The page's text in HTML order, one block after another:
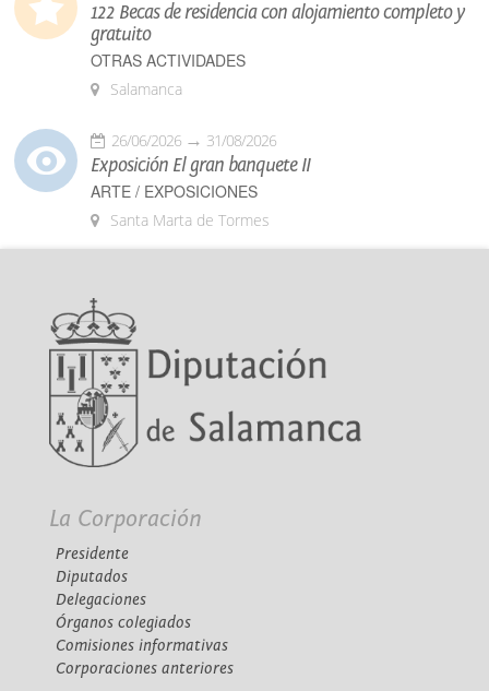
122 Becas de residencia con alojamiento completo y
gratuito
OTRAS ACTIVIDADES
Salamanca
26/06/2026 31/08/2026
Exposición El gran banquete II
ARTE / EXPOSICIONES
Santa Marta de Tormes
La Corporación
Presidente
Diputados
Delegaciones
Órganos colegiados
Comisiones informativas
Corporaciones anteriores